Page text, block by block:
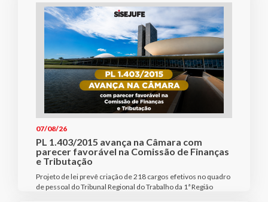
07/08/26
PL 1.403/2015 avança na Câmara com
parecer favorável na Comissão de Finanças
e Tributação
Projeto de lei prevê criação de 218 cargos efetivos no quadro
de pessoal do Tribunal Regional do Trabalho da 1ª Região